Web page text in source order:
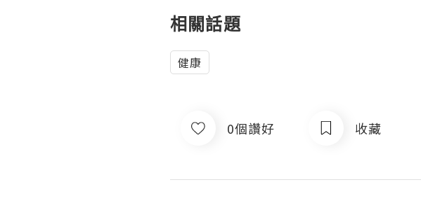
相關話題
健康
0個讚好 收藏